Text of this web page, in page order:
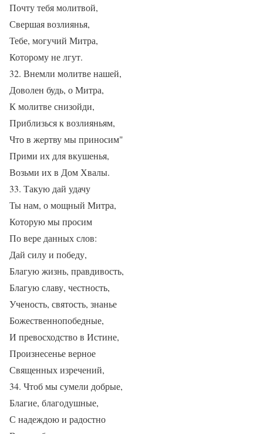
Почту тебя молитвой,
Свершая возлиянья,
Тебе, могучий Митра,
Которому не лгут.
32. Внемли молитве нашей,
Доволен будь, о Митра,
К молитве снизойди,
Приблизься к возлияньям,
Что в жертву мы приносим"
Прими их для вкушенья,
Возьми их в Дом Хвалы.
33. Такую дай удачу
Ты нам, о мощный Митра,
Которую мы просим
По вере данных слов:
Дай силу и победу,
Благую жизнь, правдивость,
Благую славу, честность,
Ученость, святость, знанье
Божественнопобедные,
И превосходство в Истине,
Произнесенье верное
Священных изречений,
34. Чтоб мы сумели добрые,
Благие, благодушные,
С надеждою и радостно